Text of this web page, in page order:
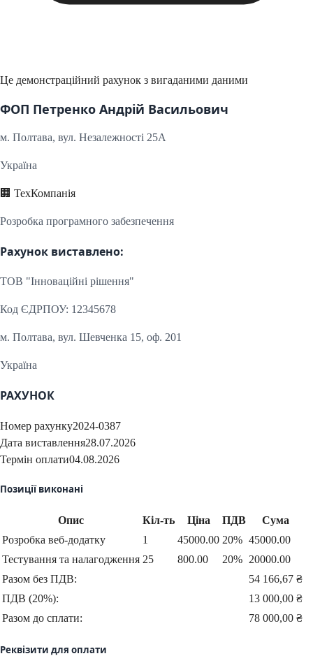
Це демонстраційний рахунок з вигаданими даними
ФОП Петренко Андрій Васильович
м. Полтава, вул. Незалежності 25А
Україна
🏢 ТехКомпанія
Розробка програмного забезпечення
Рахунок виставлено:
ТОВ "Інноваційні рішення"
Код ЄДРПОУ: 12345678
м. Полтава, вул. Шевченка 15, оф. 201
Україна
РАХУНОК
Номер рахунку2024-0387
Дата виставлення28.07.2026
Термін оплати04.08.2026
Позиції виконані
Опис Кіл-ть Ціна ПДВ
Сума
Розробка веб-додатку
1 45000.00 20% 45000.00
Тестування та налагодження 25 800.00 20% 20000.00
Разом без ПДВ:
54 166,67 ₴
ПДВ (20%):
13 000,00 ₴
Разом до сплати:
78 000,00 ₴
Реквізити для оплати